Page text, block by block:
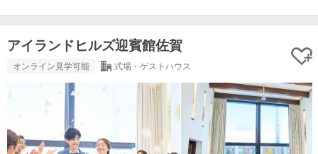
アイランドヒルズ迎賓館佐賀
オンライン見学可能 式場・ゲストハウス